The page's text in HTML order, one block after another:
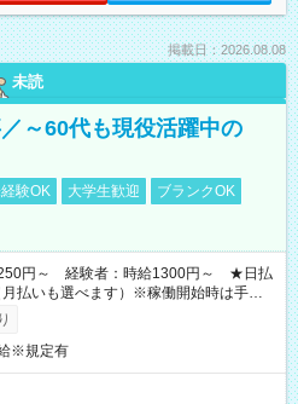
掲載日：2026.08.08
未読
～60代も現役活躍中の
験OK 大学生歓迎
ブランクOK
円～ 経験者：時給1300円～ ★日払
払いも選べます）※稼働開始時は手続き
ります。
※規定有